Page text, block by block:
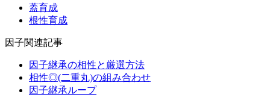
蓋育成
根性育成
因子関連記事
因子継承の相性と厳選方法
相性◎(二重丸)の組み合わせ
因子継承ループ